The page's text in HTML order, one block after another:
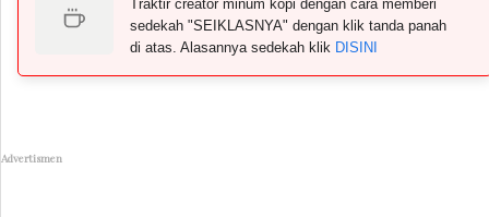
Traktir creator minum kopi dengan cara memberi
sedekah "SEIKLASNYA" dengan klik tanda panah
di atas. Alasannya sedekah klik DISINI
Advertismen